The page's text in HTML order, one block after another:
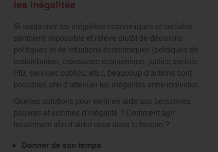
les inégalités
Si supprimer les inégalités économiques et sociales
semblent impossible et relève plutôt de décisions
politiques et de situations économiques (politiques de
redistribution, croissance économique, justice sociale,
PIB, services publics, etc.), beaucoup d’actions sont
possibles afin d’atténuer les inégalités entre individus.
Quelles solutions pour venir en aide aux personnes
pauvres et victimes d’inégalité ? Comment agir
localement afin d’aider ceux dans le besoin ?
Donner de son temps